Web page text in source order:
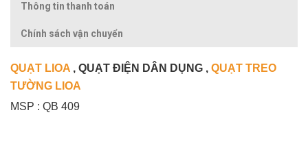
Thông tin thanh toán
Chính sách vận chuyển
QUẠT LIOA , QUẠT ĐIỆN DÂN DỤNG , QUẠT TREO
TƯỜNG LIOA
MSP : QB 409